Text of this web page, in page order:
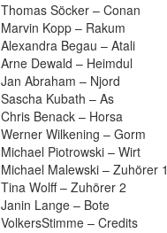
Thomas Söcker – Conan
Marvin Kopp – Rakum
Alexandra Begau – Atali
Arne Dewald – Heimdul
Jan Abraham – Njord
Sascha Kubath – As
Chris Benack – Horsa
Werner Wilkening – Gorm
Michael Piotrowski – Wirt
Michael Malewski – Zuhörer 1
Tina Wolff – Zuhörer 2
Janin Lange – Bote
VolkersStimme – Credits